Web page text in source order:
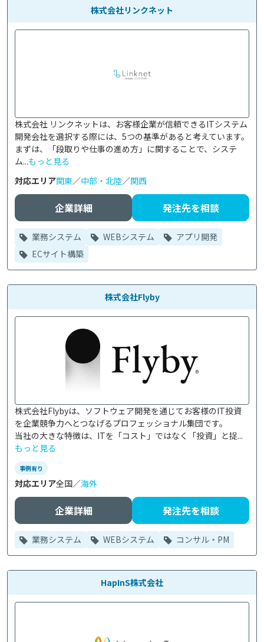
株式会社リンクネット
株式会社 リンクネットは、お客様企業が信頼できるITシステム
開発会社を選択する際には、5つの基準があると考えています。
まずは、「段取りや仕事の進め方」に関することで、システ
ム...もっと見る
対応エリア関東／中部・北陸／関西
企業詳細 発注先を相談
業務システム WEBシステム
アプリ開発
ECサイト構築
株式会社Flyby
株式会社Flybyは、ソフトウェア開発を通じてお客様のIT投資
を企業競争力へとつなげるプロフェッショナル集団です。
当社の大きな特徴は、ITを「コスト」ではなく「投資」と捉...
もっと見る
事例有り
対応エリア全国／海外
企業詳細 発注先を相談
業務システム WEBシステム コンサル・PM
HapInS株式会社